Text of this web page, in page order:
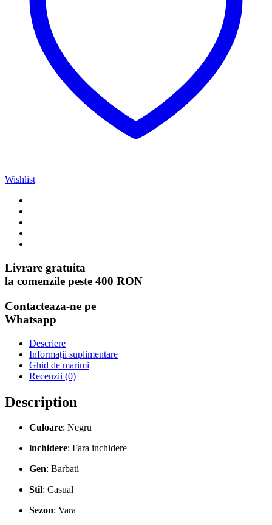
Wishlist
Livrare gratuita
la comenzile peste 400 RON
Contacteaza-ne pe
Whatsapp
Descriere
Informații suplimentare
Ghid de marimi
Recenzii (0)
Description
Culoare: Negru
lnchidere: Fara inchidere
Gen: Barbati
Stil: Casual
Sezon: Vara